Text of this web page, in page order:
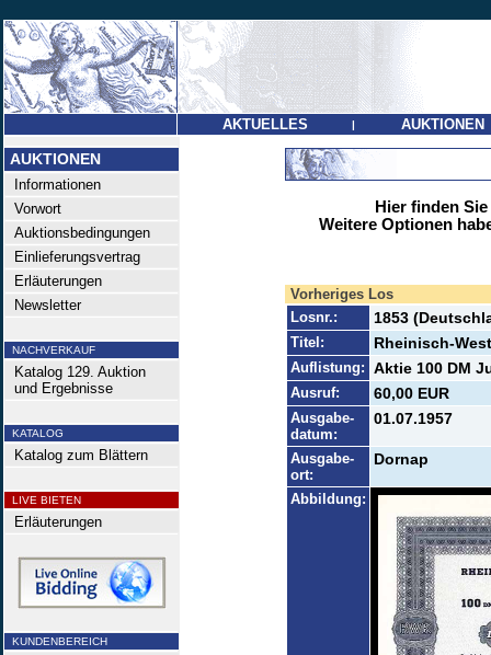
AKTUELLES | AUKTIONEN
AUKTIONEN
Informationen
Vorwort
Auktionsbedingungen
Einlieferungsvertrag
Erläuterungen
Newsletter
NACHVERKAUF
Katalog 129. Auktion
und Ergebnisse
KATALOG
Katalog zum Blättern
LIVE BIETEN
Erläuterungen
KUNDENBEREICH
Hier finden
Weitere Optionen
Vorheriges Los
Losnr.:
1853
Titel: Rheinisch-
Auflistung: Aktie 100 DM
Ausruf: 60,00 EUR
Ausgabe-
datum:
01.07.1957
Ausgabe-
ort:
Dornap
Abbildung: